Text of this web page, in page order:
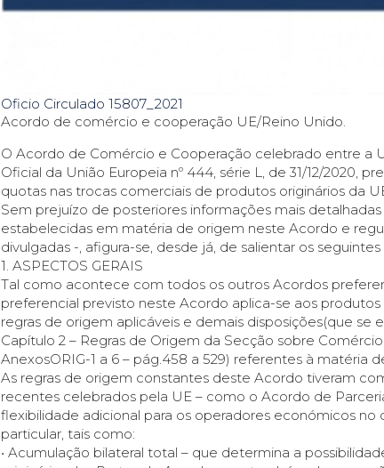
Oficio Circulado 15807_2021
Acordo de comércio e cooperação UE/Reino Unido.
O Acordo de Comércio e Cooperação celebrado entre a
Oficial da União Europeia nº 444, série L, de 31/12/2020,
quotas nas trocas comerciais de produtos originários da
Sem prejuízo de posteriores informações mais
estabelecidas em matéria de origem neste Acordo e
divulgadas -, afigura-se, desde já, de salientar os
1. ASPECTOS GERAIS
Tal como acontece com todos os outros Acordos
preferencial previsto neste Acordo aplica-se aos
regras de origem aplicáveis e demais disposições(que se
Capítulo 2 – Regras de Origem da Secção sobre
AnexosORIG-1 a 6 – pág.458 a 529) referentes à matéria
As regras de origem constantes deste Acordo tiveram
recentes celebrados pela UE – como o Acordo de
flexibilidade adicional para os operadores económicos
particular, tais como:
• Acumulação bilateral total – que determina a